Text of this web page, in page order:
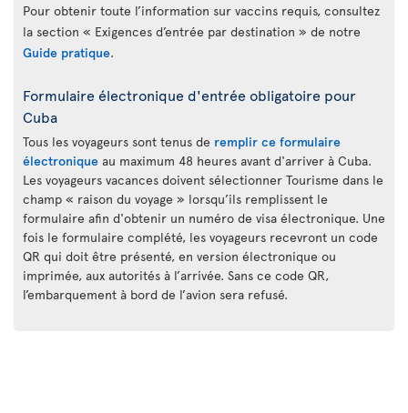
Pour obtenir toute l’information sur vaccins requis, consultez
la section « Exigences d’entrée par destination » de notre
Guide pratique.
Formulaire électronique d'entrée obligatoire pour
Cuba
Tous les voyageurs sont tenus de remplir ce formulaire
électronique au maximum 48 heures avant d'arriver à Cuba.
Les voyageurs vacances doivent sélectionner Tourisme dans le
champ « raison du voyage » lorsqu’ils remplissent le
formulaire afin d'obtenir un numéro de visa électronique. Une
fois le formulaire complété, les voyageurs recevront un code
QR qui doit être présenté, en version électronique ou
imprimée, aux autorités à l’arrivée. Sans ce code QR,
l’embarquement à bord de l’avion sera refusé.